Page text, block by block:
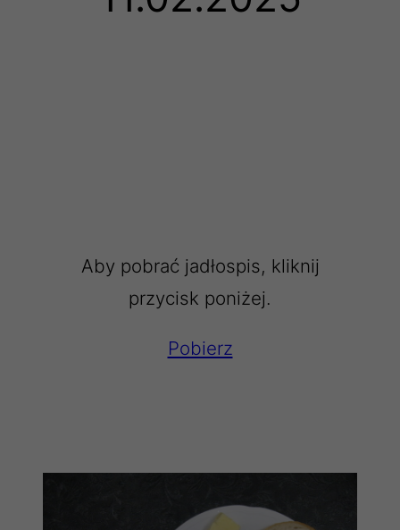
Aby pobrać jadłospis, kliknij
przycisk poniżej.
Pobierz